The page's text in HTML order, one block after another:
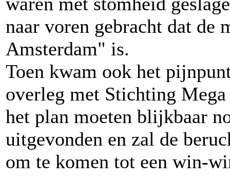
naar voren gebracht dat de
Amsterdam" is.
Toen kwam ook het
overleg met Stichting
het plan moeten blijkbaar
uitgevonden en zal de
om te komen tot een win-